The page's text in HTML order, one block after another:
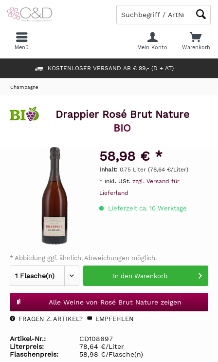
KOSTENLOSER VERSAND AB € 99,- (D + AT)
Warenkorb
Mein Konto
Menü
Champagne
Drappier Rosé Brut Nature
BIO
58,98 € *
Inhalt: 0.75 Liter (78,64 €/Liter)
* inkl. USt. zzgl. Versand für
Lieferland
Lieferzeit ca. 10 Werktage
* Abbildung ggf. ähnlich, Abweichungen möglich.
In den Warenkorb
Alle Weine von Rosé Brut Nature zeigen
FRAGEN Z. ARTIKEL? EMPFEHLEN
Artikel-Nr.:
CD108697
Literpreis:
78,64 €/Liter
Flaschenpreis:
58,98 €/Flasche(n)